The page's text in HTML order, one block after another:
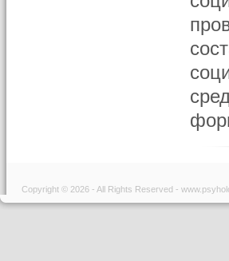
Copyright © 2026 - All Rights Reserved -